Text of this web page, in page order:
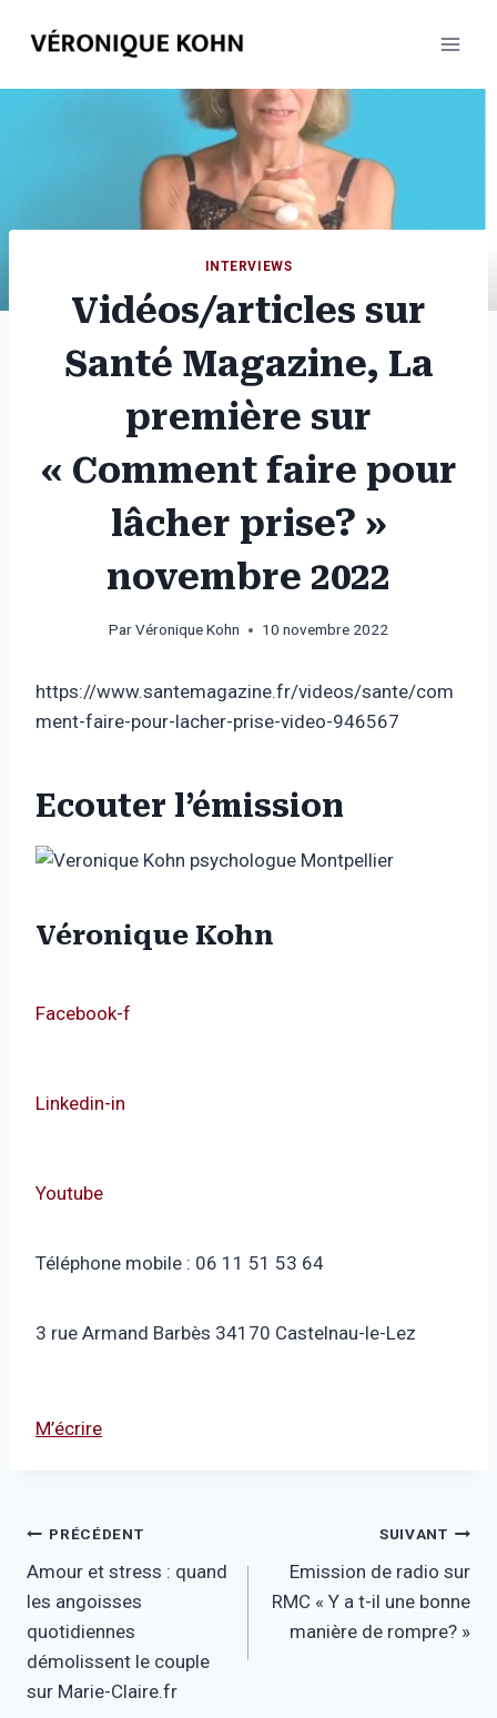
INTERVIEWS
Vidéos/articles sur
Santé Magazine, La
première sur
« Comment faire pour
lâcher prise? »
novembre 2022
ParVéronique Kohn 10 novembre 2022
https://www.santemagazine.fr/videos/sante/com
ment-faire-pour-lacher-prise-video-946567
Ecouter l’émission
Véronique Kohn
Facebook-f
Linkedin-in
Youtube
Téléphone mobile : 06 11 51 53 64
3 rue Armand Barbès 34170 Castelnau-le-Lez
M’écrire
Navigation
de
l’article
PRÉCÉDENT
Amour et stress : quand
les angoisses
quotidiennes
démolissent le couple
sur Marie-Claire.fr
SUIVANT
Emission de radio sur
RMC « Y a t-il une bonne
manière de rompre? »